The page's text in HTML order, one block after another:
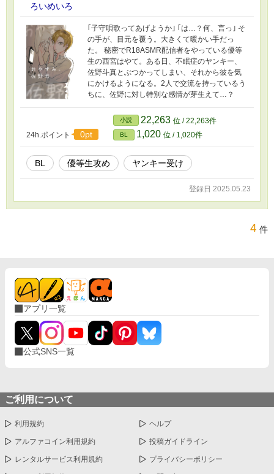
ろいめいろ
｢子守唄歌ってあげようか｣ ｢は…？何、言っ｣ そ
の手が、目元を覆う。大きくて暖かい手だっ
た。 秘密でR18ASMR配信者をやっている優等
生の西宮はやて。ある日、不眠症のヤンキー、
佐野斗真とぶつかってしまい、それから彼を気
にかけるようになる。2人で交流を持っているう
ちに、佐野に対し特別な感情が芽生えて…？
24h.ポイント 0pt
小説 22,263 位 / 22,263件
BL 1,020 位 / 1,020件
BL 優等生攻め ヤンキー受け
登録日 2025.05.23
4 件
アプリ一覧
公式SNS一覧
ご利用について
利用規約 ヘルプ
アルファコイン利用規約 投稿ガイドライン
レンタルサービス利用規約 プライバシーポリシー